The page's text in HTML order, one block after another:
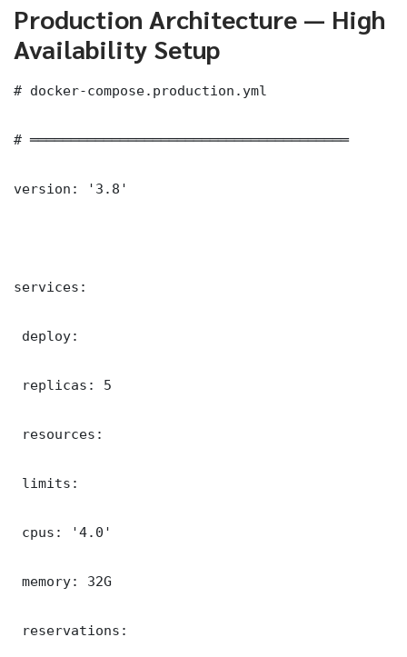
Production Architecture — High
Availability Setup
# docker-compose.production.yml
# ═══════════════════════════════════════
version: '3.8'
services:
deploy:
replicas: 5
resources:
limits:
cpus: '4.0'
memory: 32G
reservations: